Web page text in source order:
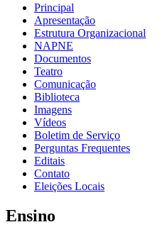
Principal
Apresentação
Estrutura Organizacional
NAPNE
Documentos
Teatro
Comunicação
Biblioteca
Imagens
Vídeos
Boletim de Serviço
Perguntas Frequentes
Editais
Contato
Eleições Locais
Ensino